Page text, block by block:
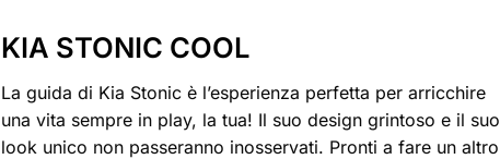
KIA STONIC COOL
La guida di Kia Stonic è l’esperienza perfetta per arricchire
una vita sempre in play, la tua! Il suo design grintoso e il suo
look unico non passeranno inosservati. Pronti a fare un altro